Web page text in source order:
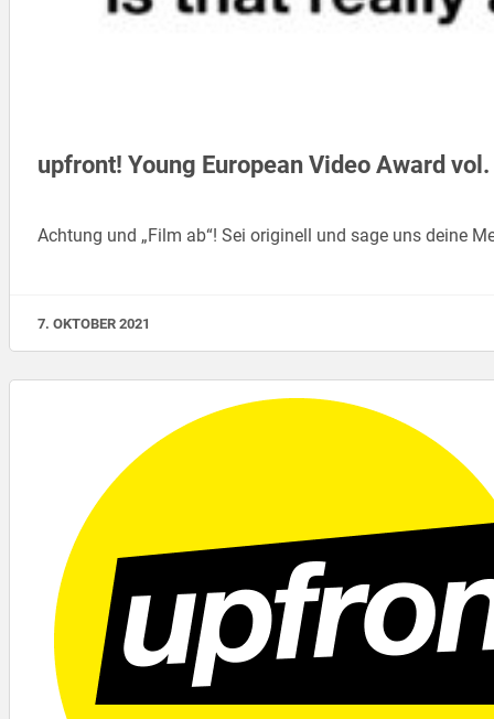
upfront! Young European Video Award
Achtung und „Film ab“! Sei originell und sage uns deine
7. OKTOBER 2021